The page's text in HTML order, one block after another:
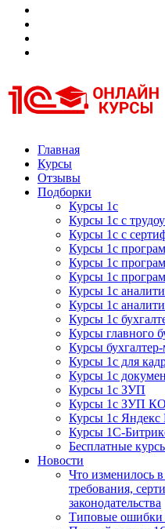
Курсы 1С
Курсы 1С официальная
Главная
Курсы
Отзывы
Подборки
Курсы 1с
Курсы 1с с
Курсы 1с с
Курсы 1с
Курсы 1с
Курсы 1с
Курсы 1с
Курсы 1с
Курсы 1с
Курсы главного
Курсы
Курсы 1с для
Курсы 1с
Курсы 1с ЗУП
Курсы 1с ЗУП
Курсы 1с Яндекс
Курсы 1С-
Бесплатные
Новости
Что изменилось
требования,
законодательства
Типовые ошибки